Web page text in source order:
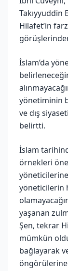
Takıyyuddin
Hilafet’in
İslam’da
yönetiminin
ve dış
belirtti.
İslam
örnekleri
yöneticilerin
yaşanan
Şen, tekrar
mümkün
bağlayarak